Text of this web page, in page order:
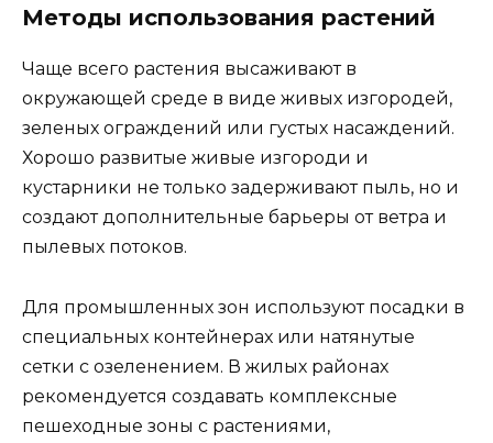
Методы использования растений
Чаще всего растения высаживают в
окружающей среде в виде живых изгородей,
зеленых ограждений или густых насаждений.
Хорошо развитые живые изгороди и
кустарники не только задерживают пыль, но и
создают дополнительные барьеры от ветра и
пылевых потоков.
Для промышленных зон используют посадки в
специальных контейнерах или натянутые
сетки с озеленением. В жилых районах
рекомендуется создавать комплексные
пешеходные зоны с растениями,